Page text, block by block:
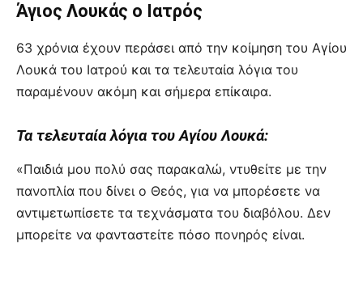
Άγιος Λουκάς ο Ιατρός
63 χρόνια έχουν περάσει από την κοίμηση του Αγίου
Λουκά του Ιατρού και τα τελευταία λόγια του
παραμένουν ακόμη και σήμερα επίκαιρα.
Τα τελευταία λόγια του Αγίου Λουκά:
«Παιδιά μου πολύ σας παρακαλώ, ντυθείτε με την
πανοπλία που δίνει ο Θεός, για να μπορέσετε να
αντιμετωπίσετε τα τεχνάσματα του διαβόλου. Δεν
μπορείτε να φανταστείτε πόσο πονηρός είναι.